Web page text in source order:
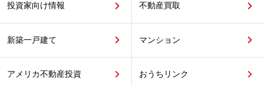
投資家向け情報 不動産買取
新築一戸建て マンション
アメリカ不動産投資 おうちリンク